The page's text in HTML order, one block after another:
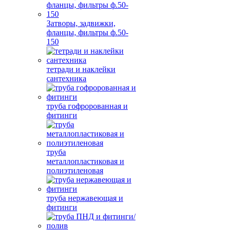
Затворы, задвижки,
фланцы, фильтры ф.50-
150
тетради и наклейки
сантехника
труба гофророванная и
фитинги
труба
металлопластиковая и
полиэтиленовая
труба нержавеющая и
фитинги